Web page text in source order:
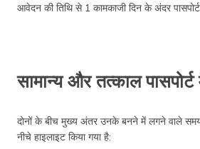
आवेदन की तिथि से 1 कामकाजी दिन के अंदर
सामान्य और तत्काल
दोनों के बीच मुख्य अंतर उनके बनने में लगने वाले
नीचे हाइलाइट किया गया है: